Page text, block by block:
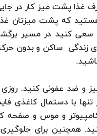
غذا پشت میز کار در
که پشت میزتان
سعی کنید در مسیر
زندگی ساکن و بدون
و ضد عفونی کنید.
با دستمال کاغذی
و موس و صفحه
همچنین برای